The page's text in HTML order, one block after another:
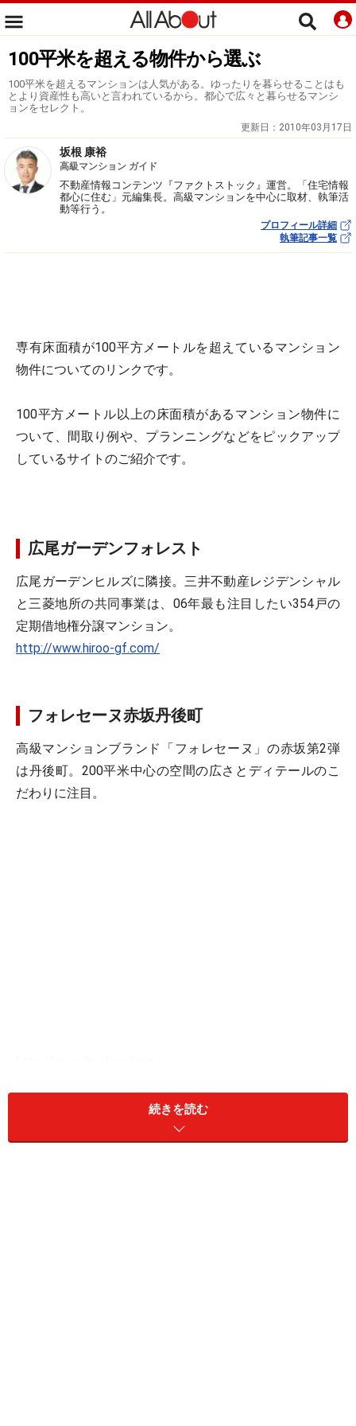
100平米を超える物件から選ぶ
100平米を超えるマンションは人気がある。ゆったりを暮らせることはも
とより資産性も高いと言われているから。都心で広々と暮らせるマンシ
ョンをセレクト。
更新日： 2010年03月17日
坂根 康裕
高級マンション ガイド
不動産情報コンテンツ『ファクトストック』運営。「住宅情報
都心に住む」元編集長。高級マンションを中心に取材、執筆活
動等行う。
プロフィール詳細
執筆記事一覧
専有床面積が100平方メートルを超えているマンション
物件についてのリンクです。
100平方メートル以上の床面積があるマンション物件に
ついて、間取り例や、プランニングなどをピックアップ
しているサイトのご紹介です。
広尾ガーデンフォレスト
広尾ガーデンヒルズに隣接。三井不動産レジデンシャル
と三菱地所の共同事業は、06年最も注目したい354戸の
定期借地権分譲マンション。
http://www.hiroo-gf.com/
フォレセーヌ赤坂丹後町
高級マンションブランド「フォレセーヌ」の赤坂第2弾
は丹後町。200平米中心の空間の広さとディテールのこ
だわりに注目。
パークマンション六本木
続きを読む